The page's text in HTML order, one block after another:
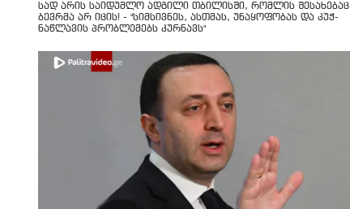
სად არის საიდუმლო ადგილი თბილისში, რომლის შესახებაც
ბევრმა არ იცის! - "სიმსივნეს, ასთმას, უნაყოფობას და კუჭ-
ნაწლავის პრობლემებს კურნავს"